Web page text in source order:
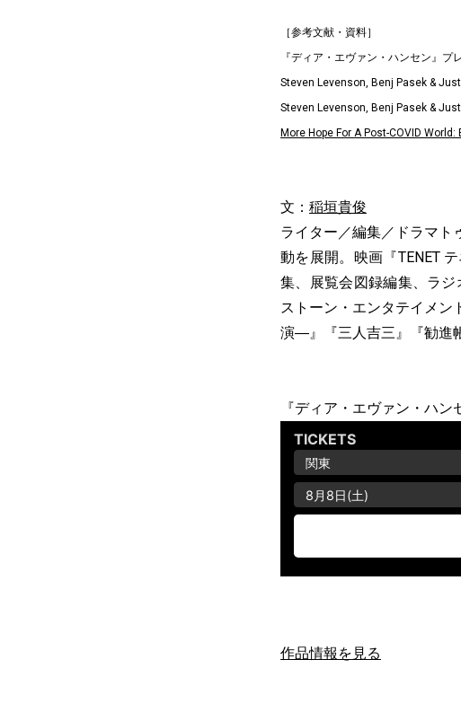
［参考文献・資料］
『ディア・エヴァン・ハンセン』プ
Steven Levenson, Benj Pasek &
Steven Levenson, Benj Pasek &
More Hope For A Post-COVID
文： 稲垣貴俊
ライター／編集／ドラマト
動を展開。映画『TENET
集、展覧会図録編集、ラジ
ストーン・エンタテイメ
演―』『三人吉三』『勧進
『ディア・エヴァン・ハ
作品情報を見る